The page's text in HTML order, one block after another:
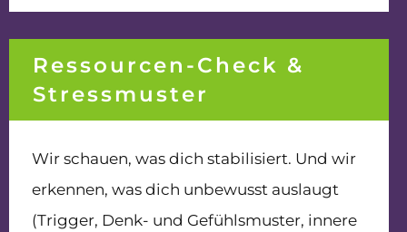
Ressourcen-Check &
Stressmuster
Wir schauen, was dich stabilisiert. Und wir
erkennen, was dich unbewusst auslaugt
(Trigger, Denk- und Gefühlsmuster, innere